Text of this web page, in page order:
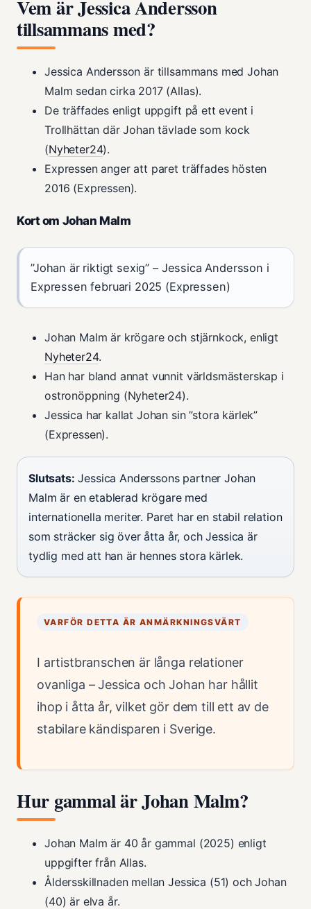
Vem är Jessica Andersson
tillsammans med?
Jessica Andersson är tillsammans med Johan
Malm sedan cirka 2017 (Allas).
De träffades enligt uppgift på ett event i
Trollhättan där Johan tävlade som kock
(Nyheter24).
Expressen anger att paret träffades hösten
2016 (Expressen).
Kort om Johan Malm
”Johan är riktigt sexig” – Jessica Andersson i
Expressen februari 2025 (Expressen)
Johan Malm är krögare och stjärnkock, enligt
Nyheter24.
Han har bland annat vunnit världsmästerskap i
ostronöppning (Nyheter24).
Jessica har kallat Johan sin ”stora kärlek”
(Expressen).
Slutsats: Jessica Anderssons partner Johan
Malm är en etablerad krögare med
internationella meriter. Paret har en stabil relation
som sträcker sig över åtta år, och Jessica är
tydlig med att han är hennes stora kärlek.
VARFÖR DETTA ÄR ANMÄRKNINGSVÄRT
I artistbranschen är långa relationer
ovanliga – Jessica och Johan har hållit
ihop i åtta år, vilket gör dem till ett av de
stabilare kändisparen i Sverige.
Hur gammal är Johan Malm?
Johan Malm är 40 år gammal (2025) enligt
uppgifter från Allas.
Åldersskillnaden mellan Jessica (51) och Johan
(40) är elva år.